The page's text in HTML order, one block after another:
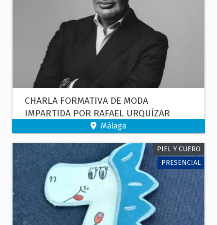
CHARLA FORMATIVA DE MODA
IMPARTIDA POR RAFAEL URQUÍZAR
Málaga
PIEL Y CUERO
PRESENCIAL